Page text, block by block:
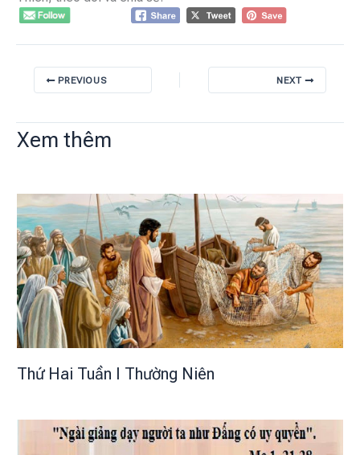
PREVIOUS NEXT
Xem thêm
Thứ Hai Tuần I Thường Niên